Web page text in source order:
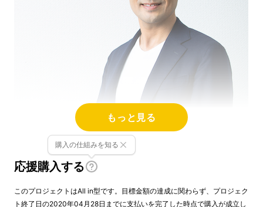
姿勢の専門家であり、川崎市宮前区で整骨院・
もっと見る
応援購入する
購入の仕組みを知る
このプロジェクトはAll in型です。目標金額の達成に関わらず、プロジェク
ト終了日の2020年04月28日までに支払いを完了した時点で購入が成立し